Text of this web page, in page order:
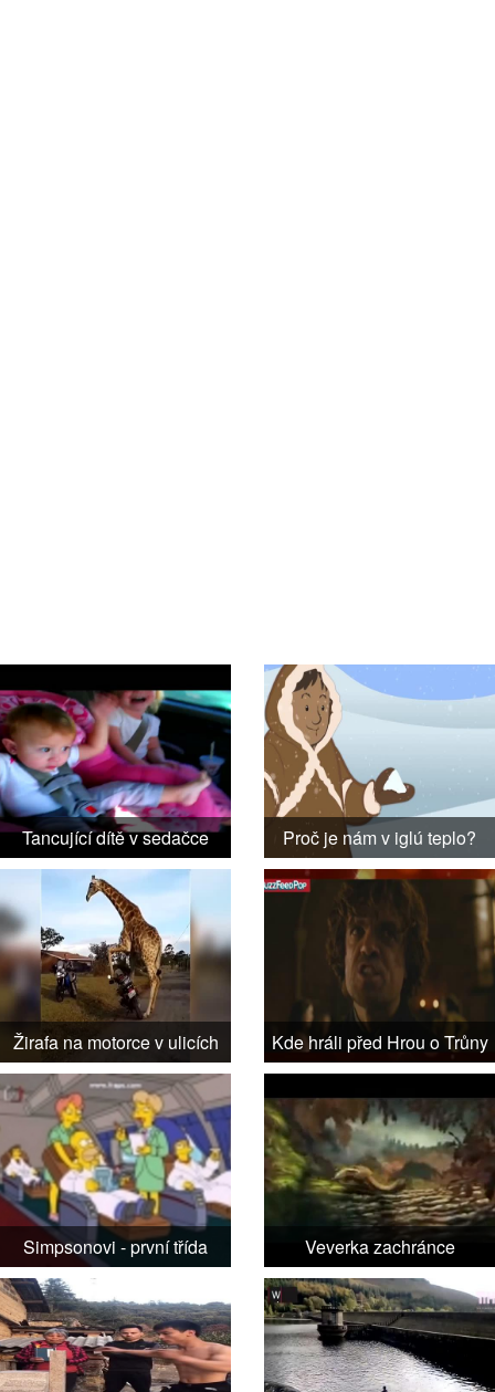
Tancující dítě v sedačce Proč je nám v iglú teplo?
Žirafa na motorce v ulicích Kde hráli před Hrou o Trůny
Simpsonovi - první třída Veverka zachránce